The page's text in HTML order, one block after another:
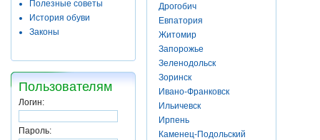
Полезные советы
История обуви
Законы
Пользователям
Логин:
Пароль:
Дрогобич
Евпатория
Житомир
Запорожье
Зеленодольск
Зоринск
Ивано-Франковск
Ильичевск
Ирпень
Каменец-Подольский